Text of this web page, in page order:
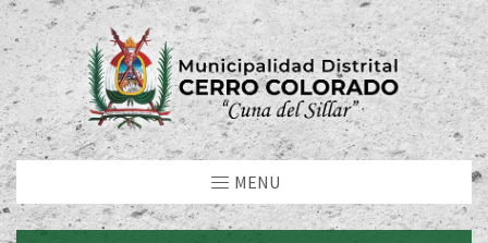
MENU